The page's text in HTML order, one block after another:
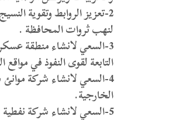
2-تعزيز الروابط وتقوية
لنهب ثروات المحافظة .
3-السعي لانشاء منطقة
التابعة لقوى النفوذ في
4-السعي لانشاء شركة
الخارجية.
5-السعي لانشاء شركة